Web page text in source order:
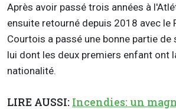
Après avoir passé trois années à
ensuite retourné depuis 2018 avec le
Courtois a passé une bonne partie de
lui dont les deux premiers enfant ont
nationalité.
LIRE AUSSI: Incendies: un